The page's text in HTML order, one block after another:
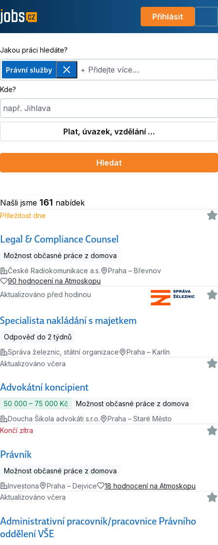
Přihlásit
Jakou práci hledáte?
Právní služby
Odebrat+ Přidejte více…
Kde?
např. Jihlava
Plat, úvazek, vzdělání …
Hledat
Našli jsme 161 nabídek
Legal & Compliance Counsel
Příležitost dne
Možnost občasné práce z domova
České Radiokomunikace a.s.
Praha – Břevnov
90 hodnocení na Atmoskopu
Specialista nakládání s majetkem
Aktualizováno před hodinou
Odpověď do 2 týdnů
Správa železnic, státní organizace
Praha – Karlín
Advokátní koncipient
Aktualizováno včera
50 000 ‍–‍ 75 000 Kč
Možnost občasné práce z domova
Doucha Šikola advokáti s.r.o.
Praha – Staré Město
Právník
Končí zítra
Možnost občasné práce z domova
Investona
Praha – Dejvice 18 hodnocení na Atmoskopu
Administrativní pracovník/pracovnice Právního
oddělení VŠE
Aktualizováno včera